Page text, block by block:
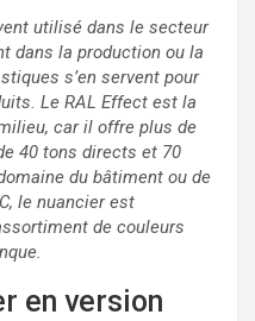
utilisé dans le secteur
dans la production ou la
s’en servent pour
Le RAL Effect est la
car il offre plus de
40 tons directs et 70
du bâtiment ou de
le nuancier est
de couleurs
en version